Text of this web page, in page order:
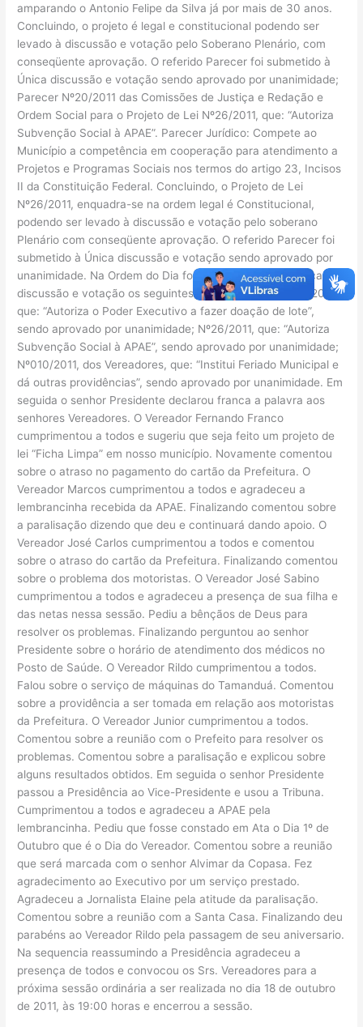
amparando o Antonio Felipe da Silva já por mais de 30 anos.
Concluindo, o projeto é legal e constitucional podendo ser
levado à discussão e votação pelo Soberano Plenário, com
conseqüente aprovação. O referido Parecer foi submetido à
Única discussão e votação sendo aprovado por unanimidade;
Parecer Nº20/2011 das Comissões de Justiça e Redação e
Ordem Social para o Projeto de Lei Nº26/2011, que: “Autoriza
Subvenção Social à APAE”. Parecer Jurídico: Compete ao
Município a competência em cooperação para atendimento a
Projetos e Programas Sociais nos termos do artigo 23, Incisos
II da Constituição Federal. Concluindo, o Projeto de Lei
Nº26/2011, enquadra-se na ordem legal é Constitucional,
podendo ser levado à discussão e votação pelo soberano
Plenário com conseqüente aprovação. O referido Parecer foi
submetido à Única discussão e votação sendo aprovado por
unanimidade. Na Ordem do Dia foram colocados em Única
discussão e votação os seguintes Projetos de Lei: Nº25/2011,
que: “Autoriza o Poder Executivo a fazer doação de lote”,
sendo aprovado por unanimidade; Nº26/2011, que: “Autoriza
Subvenção Social à APAE”, sendo aprovado por unanimidade;
Nº010/2011, dos Vereadores, que: “Institui Feriado Municipal e
dá outras providências”, sendo aprovado por unanimidade. Em
seguida o senhor Presidente declarou franca a palavra aos
senhores Vereadores. O Vereador Fernando Franco
cumprimentou a todos e sugeriu que seja feito um projeto de
lei “Ficha Limpa” em nosso município. Novamente comentou
sobre o atraso no pagamento do cartão da Prefeitura. O
Vereador Marcos cumprimentou a todos e agradeceu a
lembrancinha recebida da APAE. Finalizando comentou sobre
a paralisação dizendo que deu e continuará dando apoio. O
Vereador José Carlos cumprimentou a todos e comentou
sobre o atraso do cartão da Prefeitura. Finalizando comentou
sobre o problema dos motoristas. O Vereador José Sabino
cumprimentou a todos e agradeceu a presença de sua filha e
das netas nessa sessão. Pediu a bênçãos de Deus para
resolver os problemas. Finalizando perguntou ao senhor
Presidente sobre o horário de atendimento dos médicos no
Posto de Saúde. O Vereador Rildo cumprimentou a todos.
Falou sobre o serviço de máquinas do Tamanduá. Comentou
sobre a providência a ser tomada em relação aos motoristas
da Prefeitura. O Vereador Junior cumprimentou a todos.
Comentou sobre a reunião com o Prefeito para resolver os
problemas. Comentou sobre a paralisação e explicou sobre
alguns resultados obtidos. Em seguida o senhor Presidente
passou a Presidência ao Vice-Presidente e usou a Tribuna.
Cumprimentou a todos e agradeceu a APAE pela
lembrancinha. Pediu que fosse constado em Ata o Dia 1º de
Outubro que é o Dia do Vereador. Comentou sobre a reunião
que será marcada com o senhor Alvimar da Copasa. Fez
agradecimento ao Executivo por um serviço prestado.
Agradeceu a Jornalista Elaine pela atitude da paralisação.
Comentou sobre a reunião com a Santa Casa. Finalizando deu
parabéns ao Vereador Rildo pela passagem de seu aniversario.
Na sequencia reassumindo a Presidência agradeceu a
presença de todos e convocou os Srs. Vereadores para a
próxima sessão ordinária a ser realizada no dia 18 de outubro
de 2011, às 19:00 horas e encerrou a sessão.